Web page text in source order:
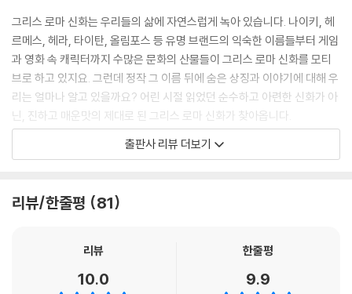
그리스 로마 신화는 우리들의 삶에 자연스럽게 녹아 있습니다. 나이키, 헤
르메스, 헤라, 타이탄, 올림포스 등 유명 브랜드의 익숙한 이름들부터 게임
과 영화 속 캐릭터까지 수많은 문화의 산물들이 그리스 로마 신화를 모티
브로 하고 있지요. 그런데 정작 그 이름 뒤에 숨은 상징과 이야기에 대해 우
리는 얼마나 알고 있을까요? 어린 시절 읽었던 순수하고 아련한 신화가 아
닌, 진하고 매운맛의 제대로 된 그리스 로마 신화가 찾아옵니다.
MBN, 웨이브, 티빙, 왓챠 등 화제의 프로그램!
때로는 과감한 스토리 전개로, 때로는 삶을 돌아보게 하는 교훈으로 “뇌 호
을 드디어 책으로 만나볼 수 있습니다. 방송으로만 보기엔 아까운 신화 이
있습니다. 더불어 책으로 엮기 위해 방송에서 다룬 내용을 전문가들이 다
출판사 리뷰 더보기
리뷰/한줄평 81
리뷰
10.0
한줄평
9.9